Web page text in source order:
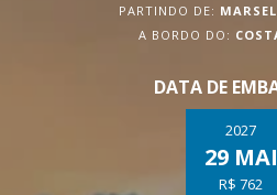
PARTINDO DE:
A BORDO DO:
DATA DE
2027
29 MAI
R$ 762